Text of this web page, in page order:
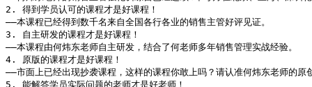
2. 得到学员认可的课程才是好课程！
――本课程已经得到数千名来自全国各行各业的销售主管好评见证。
3. 自主研发的课程才是好课程！
――本课程由何炜东老师自主研发，结合了何老师多年销售管理实战经验。
4. 原版的课程才是好课程！
――市面上已经出现抄袭课程，这样的课程你敢上吗？请认准何炜东老师的原
5. 能解答学员实际问题的老师才是好老师！